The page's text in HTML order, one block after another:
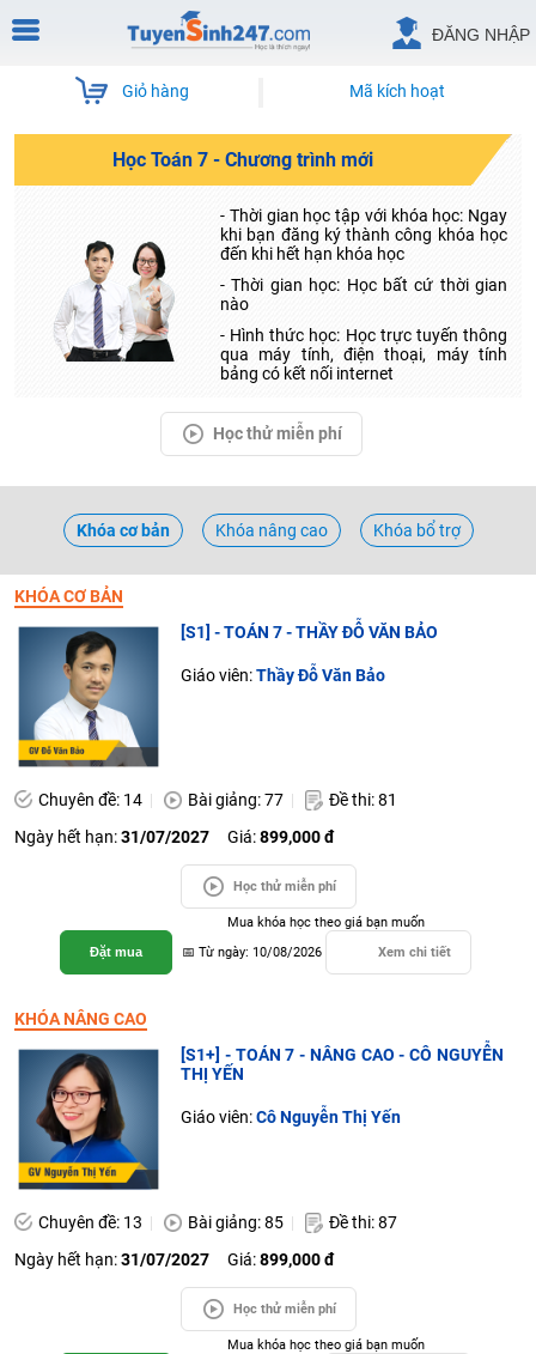
ĐĂNG NHẬP
Giỏ hàng Mã kích hoạt
Học Toán 7 - Chương trình mới
- Thời gian học tập với khóa học: Ngay
khi bạn đăng ký thành công khóa học
đến khi hết hạn khóa học
- Thời gian học: Học bất cứ thời gian
nào
- Hình thức học: Học trực tuyến thông
qua máy tính, điện thoại, máy tính
bảng có kết nối internet
Học thử miễn phí
Khóa cơ bản Khóa nâng cao Khóa bổ trợ
KHÓA CƠ BẢN
[S1] - TOÁN 7 - THẦY ĐỖ VĂN BẢO
Giáo viên:Thầy Đỗ Văn Bảo
Chuyên đề: 14 Bài giảng: 77
Đề thi: 81
Ngày hết hạn:31/07/2027 Giá:899,000 đ
Học thử miễn phí
Đặt mua
Mua khóa học theo giá bạn muốn
📅 Từ ngày: 10/08/2026
Xem chi tiết
KHÓA NÂNG CAO
[S1+] - TOÁN 7 - NÂNG CAO - CÔ NGUYỄN
THỊ YẾN
Giáo viên:Cô Nguyễn Thị Yến
Chuyên đề: 13 Bài giảng: 85
Đề thi: 87
Ngày hết hạn:31/07/2027 Giá:899,000 đ
Học thử miễn phí
Mua khóa học theo giá bạn muốn